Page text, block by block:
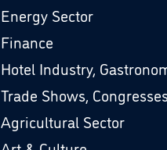
Energy Sector
Finance
Hotel Industry,
Trade Shows,
Agricultural Sector